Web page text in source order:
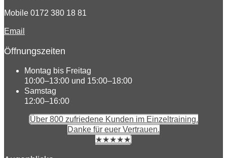
Mobile 0172 380 18 81
Email
Öffnungszeiten
Montag bis Freitag
10:00–13:00 und 15:00–18:00
Samstag
12:00–16:00
Über 800 zufriedene Kunden im Einzeltraining.
Danke für euer Vertrauen.
★★★★★